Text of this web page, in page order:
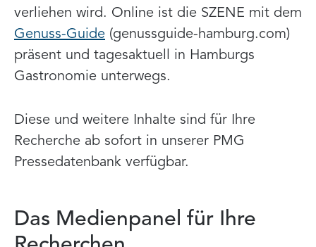
verliehen wird. Online ist die SZENE mit dem
Genuss-Guide (genussguide-hamburg.com)
präsent und tagesaktuell in Hamburgs
Gastronomie unterwegs.
Diese und weitere Inhalte sind für Ihre
Recherche ab sofort in unserer PMG
Pressedatenbank verfügbar.
Das Medienpanel für Ihre